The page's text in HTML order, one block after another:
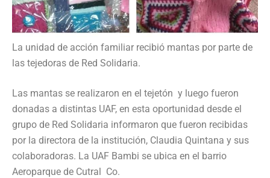
La unidad de acción familiar recibió mantas por parte de
las tejedoras de Red Solidaria.
Las mantas se realizaron en el tejetón y luego fueron
donadas a distintas UAF, en esta oportunidad desde el
grupo de Red Solidaria informaron que fueron recibidas
por la directora de la institución, Claudia Quintana y sus
colaboradoras. La UAF Bambi se ubica en el barrio
Aeroparque de Cutral Co.